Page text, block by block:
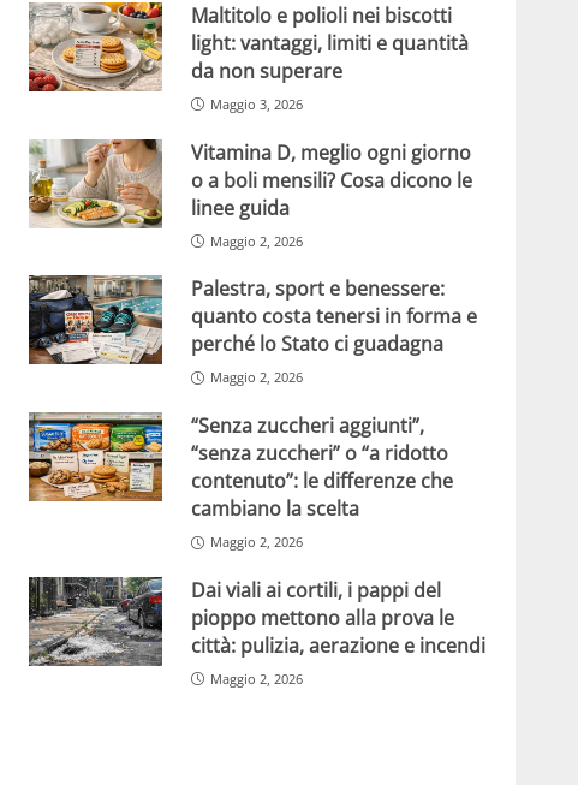
Maltitolo e polioli nei biscotti
light: vantaggi, limiti e quantità
da non superare
Maggio 3, 2026
Vitamina D, meglio ogni giorno
o a boli mensili? Cosa dicono le
linee guida
Maggio 2, 2026
Palestra, sport e benessere:
quanto costa tenersi in forma e
perché lo Stato ci guadagna
Maggio 2, 2026
“Senza zuccheri aggiunti”,
“senza zuccheri” o “a ridotto
contenuto”: le differenze che
cambiano la scelta
Maggio 2, 2026
Dai viali ai cortili, i pappi del
pioppo mettono alla prova le
città: pulizia, aerazione e incendi
Maggio 2, 2026